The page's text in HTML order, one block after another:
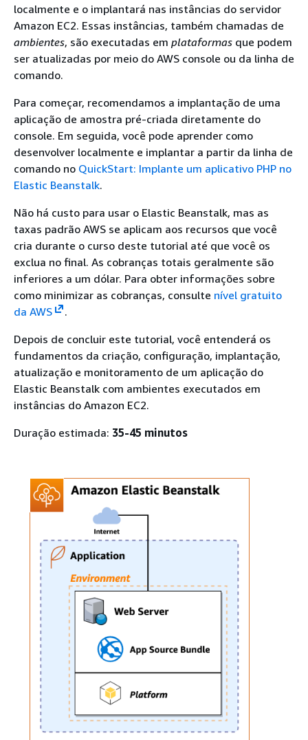
localmente e o implantará nas instâncias do servidor
Amazon EC2. Essas instâncias, também chamadas de
ambientes, são executadas em plataformas que podem
ser atualizadas por meio do AWS console ou da linha de
comando.
Para começar, recomendamos a implantação de uma
aplicação de amostra pré-criada diretamente do
console. Em seguida, você pode aprender como
desenvolver localmente e implantar a partir da linha de
comando no QuickStart: Implante um aplicativo PHP no
Elastic Beanstalk.
Não há custo para usar o Elastic Beanstalk, mas as
taxas padrão AWS se aplicam aos recursos que você
cria durante o curso deste tutorial até que você os
exclua no final. As cobranças totais geralmente são
inferiores a um dólar. Para obter informações sobre
como minimizar as cobranças, consulte nível gratuito
da AWS
.
Depois de concluir este tutorial, você entenderá os
fundamentos da criação, configuração, implantação,
atualização e monitoramento de um aplicação do
Elastic Beanstalk com ambientes executados em
instâncias do Amazon EC2.
Duração estimada: 35-45 minutos